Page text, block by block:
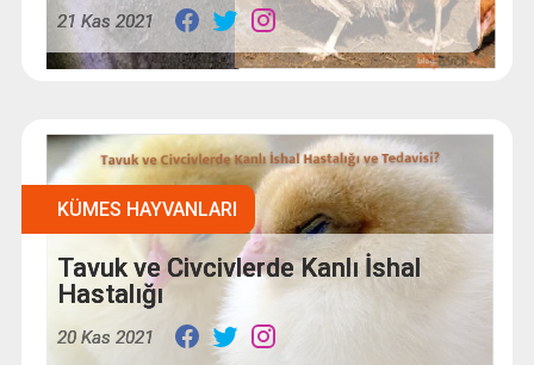
21 Kas 2021
KÜMES HAYVANLARI
Tavuk ve Civcivlerde Kanlı İshal
Hastalığı
20 Kas 2021